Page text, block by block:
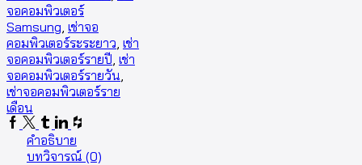
จอคอมพิวเตอร์
Samsung, เช่าจอ
คอมพิวเตอร์ระระยาว, เช่า
จอคอมพิวเตอร์รายปี, เช่า
จอคอมพิวเตอร์รายวัน,
เช่าจอคอมพิวเตอร์ราย
เดือน
Facebook
Twitter
Tumblr
Linkedin
Houzz
คำอธิบาย
บทวิจารณ์ (0)